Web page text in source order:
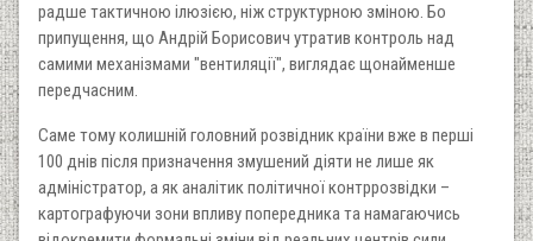
радше тактичною ілюзією, ніж структурною зміною. Бо
припущення, що Андрій Борисович утратив контроль над
самими механізмами "вентиляції", виглядає щонайменше
передчасним.
Саме тому колишній головний розвідник країни вже в перші
100 днів після призначення змушений діяти не лише як
адміністратор, а як аналітик політичної контррозвідки –
картографуючи зони впливу попередника та намагаючись